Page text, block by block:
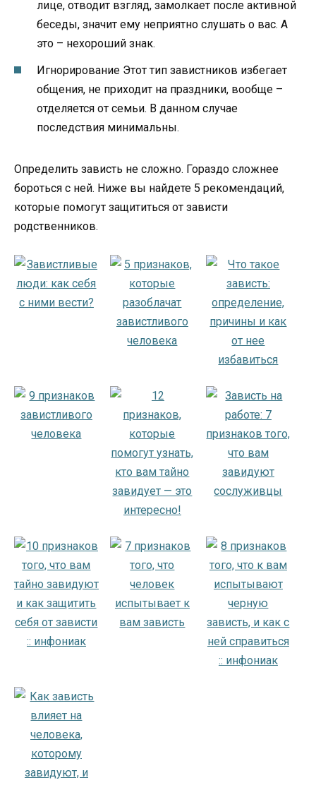
лице, отводит взгляд, замолкает после активной
беседы, значит ему неприятно слушать о вас. А
это – нехороший знак.
Игнорирование Этот тип завистников избегает
общения, не приходит на праздники, вообще –
отделяется от семьи. В данном случае
последствия минимальны.
Определить зависть не сложно. Гораздо сложнее
бороться с ней. Ниже вы найдете 5 рекомендаций,
которые помогут защититься от зависти
родственников.